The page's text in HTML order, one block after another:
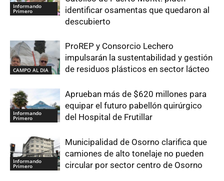
Informando
Primero
identificar osamentas que quedaron al
descubierto
CAMPO AL DIA
ProREP y Consorcio Lechero
impulsarán la sustentabilidad y gestión
de residuos plásticos en sector lácteo
Informando
Primero
Aprueban más de $620 millones para
equipar el futuro pabellón quirúrgico
del Hospital de Frutillar
Informando
Primero
Municipalidad de Osorno clarifica que
camiones de alto tonelaje no pueden
circular por sector centro de Osorno